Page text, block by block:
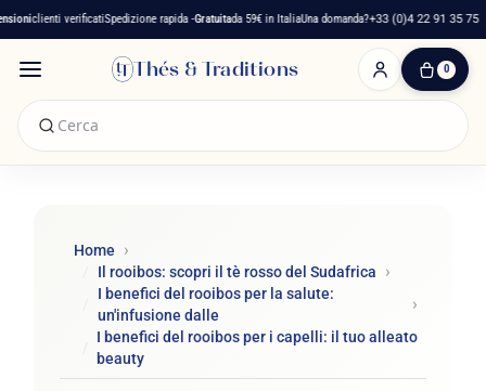
clienti verificatiSpedizione rapida -Gratuitada 59€ in ItaliaUna domanda?+33 (0)4 22 91 35 75
Thés & Traditions 0
0
Home
Il rooibos: scopri il tè rosso del Sudafrica
I benefici del rooibos per la salute:
un'infusione dalle
I benefici del rooibos per i capelli: il tuo alleato
beauty